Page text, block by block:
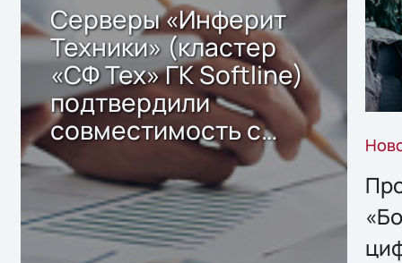
Серверы «Инферит
Техники» (кластер
«СФ Тех» ГК Softline)
подтвердили
совместимость с
решением Sharx
Storage 2.x для
хранения данных